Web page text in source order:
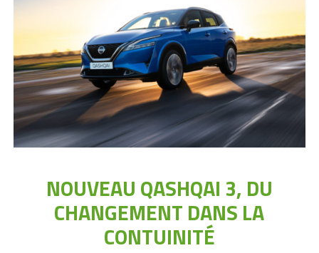
NOUVEAU QASHQAI 3, DU
CHANGEMENT DANS LA
CONTUINITÉ